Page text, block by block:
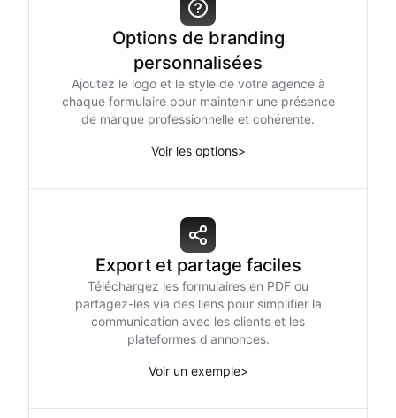
Options de branding
personnalisées
Ajoutez le logo et le style de votre agence à
chaque formulaire pour maintenir une présence
de marque professionnelle et cohérente.
Voir les options>
Export et partage faciles
Téléchargez les formulaires en PDF ou
partagez-les via des liens pour simplifier la
communication avec les clients et les
plateformes d'annonces.
Voir un exemple>